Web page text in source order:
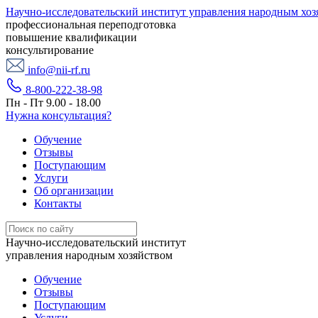
Научно-исследовательский институт управления народным
профессиональная переподготовка
повышение квалификации
консультирование
info@nii-rf.ru
8-800-222-38-98
Пн - Пт 9.00 - 18.00
Нужна консультация?
Обучение
Отзывы
Поступающим
Услуги
Об организации
Контакты
Научно-исследовательский институт
управления народным хозяйством
Обучение
Отзывы
Поступающим